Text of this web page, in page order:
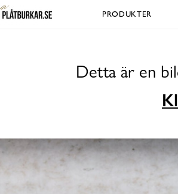
PRODUKTER
Detta är en